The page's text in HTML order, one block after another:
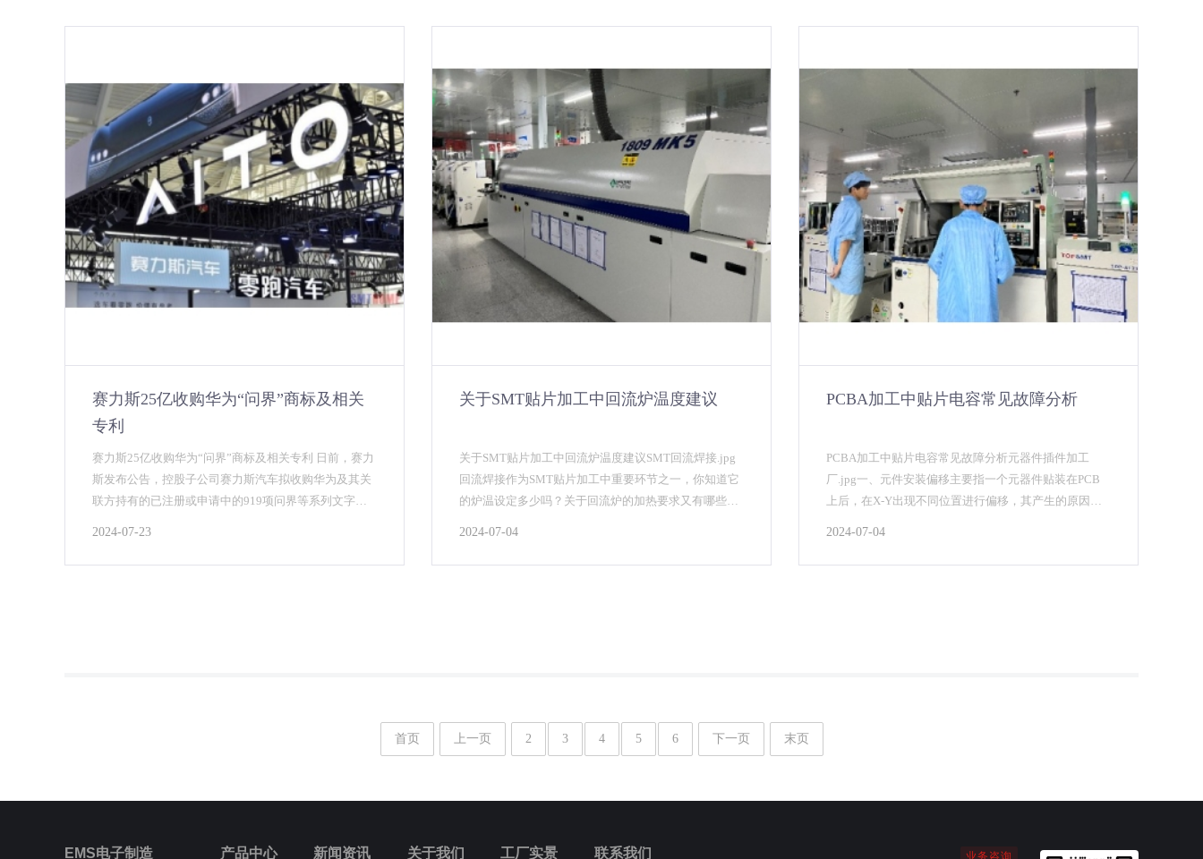
赛力斯25亿收购华为“问界”商标及相关
专利
赛力斯25亿收购华为“问界”商标及相关专利 日前，赛力
斯发布公告，控股子公司赛力斯汽车拟收购华为及其关
联方持有的已注册或申请中的919项问界等系列文字和
2024-07-23
关于SMT贴片加工中回流炉温度建议
关于SMT贴片加工中回流炉温度建议SMT回流焊接.jpg
回流焊接作为SMT贴片加工中重要环节之一，你知道它
的炉温设定多少吗？关于回流炉的加热要求又有哪些？
2024-07-04
PCBA加工中贴片电容常见故障分析
PCBA加工中贴片电容常见故障分析元器件插件加工
厂.jpg一、元件安装偏移主要指一个元器件贴装在PCB
上后，在X-Y出现不同位置进行偏移，其产生的原因分
2024-07-04
首页 上一页 2 3 4 5 6 下一页 末页
EMS电子制造 产品中心 新闻资讯 关于我们 工厂实景 联系我们 业务咨询